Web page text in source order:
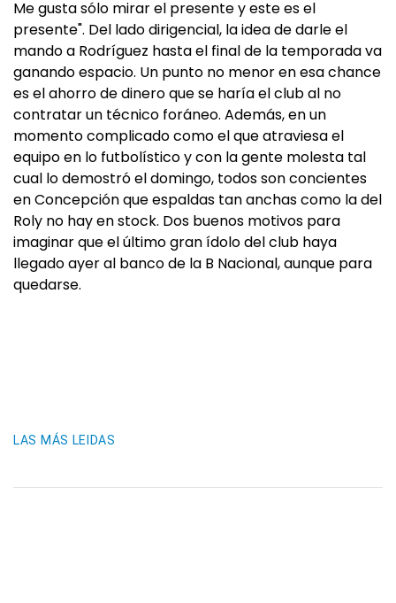
Me gusta sólo mirar el presente y este es el
presente". Del lado dirigencial, la idea de darle el
mando a Rodríguez hasta el final de la temporada va
ganando espacio. Un punto no menor en esa chance
es el ahorro de dinero que se haría el club al no
contratar un técnico foráneo. Además, en un
momento complicado como el que atraviesa el
equipo en lo futbolístico y con la gente molesta tal
cual lo demostró el domingo, todos son concientes
en Concepción que espaldas tan anchas como la del
Roly no hay en stock. Dos buenos motivos para
imaginar que el último gran ídolo del club haya
llegado ayer al banco de la B Nacional, aunque para
quedarse.
LAS MÁS LEIDAS